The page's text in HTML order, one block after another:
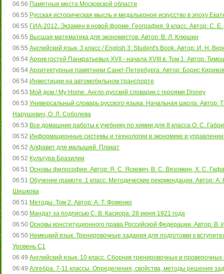
06:56 Памятные места Московской области
06:55 Русская историческая мысль и медальерное искусство в эпоху
06:55 ГИА-2012. Экзамен в новой форме. География. 9 класс. Автор: С.
06:55 Высшая математика для экономистов. Автор: В. Л. Клюшин
06:55 Английский язык. 3 класс / English 3: Student's Book. Автор: И. Н.
06:54 Архив гостей Панкратьевых XVII - начала XVIII в. Том 1. Автор:
06:54 Архитектурные памятники Санкт-Петербурга. Автор: Борис Кириков
06:54 Инвестиции на автомобильном транспорте
06:53 Мой дом / My Home. Англо-русский словарик с героями Disney
06:53 Универсальный словарь русского языка. Начальная школа. Автор:
Нарушевич, О. Л. Соболева
06:53 Все домашние работы к учебнику по химии для 8 класса О. С.
06:52 Информационные системы и технологии в экономике и
06:52 Алфавит для малышей. Плакат
06:52 Культура Бразилии
06:51 Основы философии. Автор: Я. С. Яскевич, В. С. Вязовкин, Х. С.
06:51 Обучение грамоте. 1 класс. Методические рекомендации. Автор:
Шишкова
06:51 Методы. Том 2. Автор: А. Т. Фоменко
06:50 Мандат за подписью С. В. Касиора. 28 июня 1921 года
06:50 Основы конституционного права Российской Федерации. Автор: В.
06:50 Немецкий язык. Тренировочные задания для подготовки к
Уровень С1
06:49 Английский язык. 10 класс. Сборник тренировочных и
06:49 Алгебра. 7-11 классы. Определения, свойства, методы решения